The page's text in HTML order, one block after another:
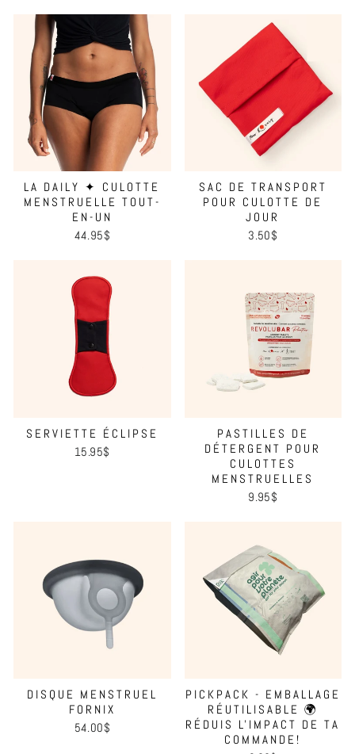
LA DAILY ✦ CULOTTE
MENSTRUELLE TOUT-
EN-UN
44.95$
SAC DE TRANSPORT
POUR CULOTTE DE
JOUR
3.50$
SERVIETTE ÉCLIPSE
15.95$
PASTILLES DE
DÉTERGENT POUR
CULOTTES
MENSTRUELLES
9.95$
DISQUE MENSTRUEL
FORNIX
54.00$
PICKPACK - EMBALLAGE
RÉUTILISABLE 🌍
RÉDUIS L'IMPACT DE TA
COMMANDE!